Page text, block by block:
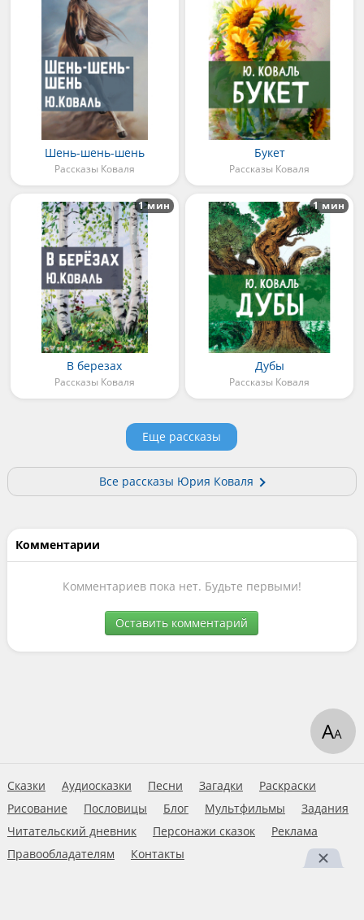
Шень-шень-шень
Рассказы Коваля
Букет
Рассказы Коваля
В березах
Рассказы Коваля
1 мин
Дубы
Рассказы Коваля
1 мин
Еще рассказы
Все рассказы Юрия Коваля
Комментарии
Комментариев пока нет. Будьте первыми!
Оставить комментарий
Сказки Аудиосказки Песни Загадки
Раскраски
Рисование
Пословицы Блог Мультфильмы
Задания
Читательский дневник
Персонажи сказок
Реклама
Правообладателям
Контакты
АА